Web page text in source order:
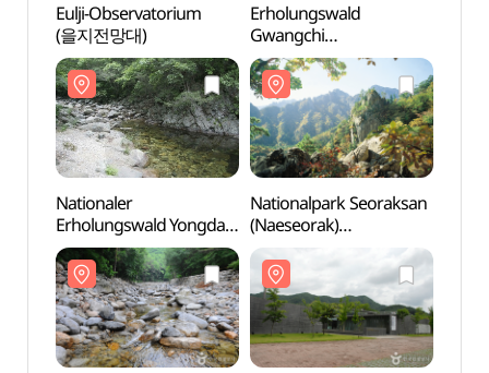
Eulji-Observatorium
(을지전망대)
Erholungswald
Gwangchi
(광치자연휴양림)
Nationaler
Erholungswald Yongdae
(국립 용대자연휴양림)
Nationalpark Seoraksan
(Naeseorak)
(설악산국립공원(내설악))